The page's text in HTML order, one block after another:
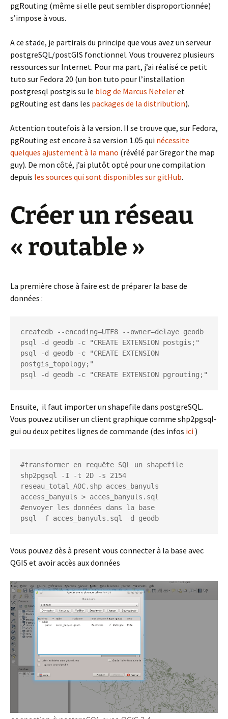
pgRouting (même si elle peut sembler disproportionnée)
s’impose à vous.
A ce stade, je partirais du principe que vous avez un serveur
postgreSQL/postGIS fonctionnel. Vous trouverez plusieurs
ressources sur Internet. Pour ma part, j’ai réalisé ce petit
tuto sur Fedora 20 (un bon tuto pour l’installation
postgresql postgis su le blog de Marcus Neteleret
pgRouting est dans les packages de la distribution).
Attention toutefois à la version. Il se trouve que, sur Fedora,
pgRouting est encore à sa version 1.05 qui nécessite
quelques ajustement à la mano (révélé par Gregor the map
guy). De mon côté, j’ai plutôt opté pour une compilation
depuis les sources qui sont disponibles sur gitHub.
Créer un réseau
« routable »
La première chose à faire est de préparer la base de
données :
createdb --encoding=UTF8 --owner=delaye geodb
psql -d geodb -c "CREATE EXTENSION postgis;"
psql -d geodb -c "CREATE EXTENSION
postgis_topology;"
psql -d geodb -c "CREATE EXTENSION pgrouting;"
Ensuite, il faut importer un shapefile dans postgreSQL.
Vous pouvez utiliser un client graphique comme shp2pgsql-
gui ou deux petites lignes de commande (des infos ici )
#transformer en requête SQL un shapefile
shp2pgsql -I -t 2D -s 2154
reseau_total_AOC.shp acces_banyuls
access_banyuls > acces_banyuls.sql
#envoyer les données dans la base
psql -f acces_banyuls.sql -d geodb
Vous pouvez dès à present vous connecter à la base avec
QGIS et avoir accès aux données